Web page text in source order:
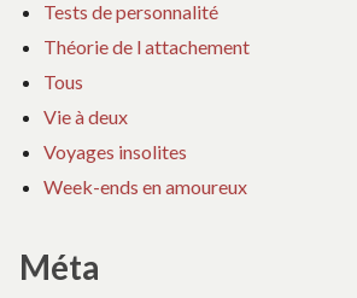
Tests de personnalité
Théorie de l attachement
Tous
Vie à deux
Voyages insolites
Week-ends en amoureux
Méta